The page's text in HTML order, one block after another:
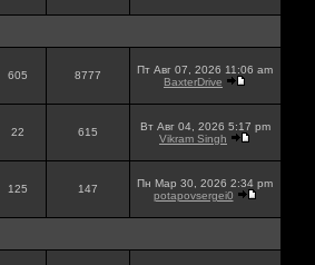
605 8777
Пт Авг 07, 2026 11:06 am
BaxterDrive
22 615
Вт Авг 04, 2026 5:17 pm
Vikram Singh
125 147
Пн Мар 30, 2026 2:34 pm
potapovsergei0